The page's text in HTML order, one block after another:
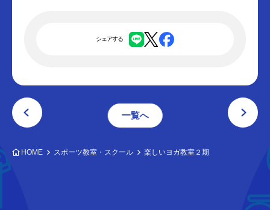
シェアする
一覧へ
HOME スポーツ教室・スクール 楽しいヨガ教室２期